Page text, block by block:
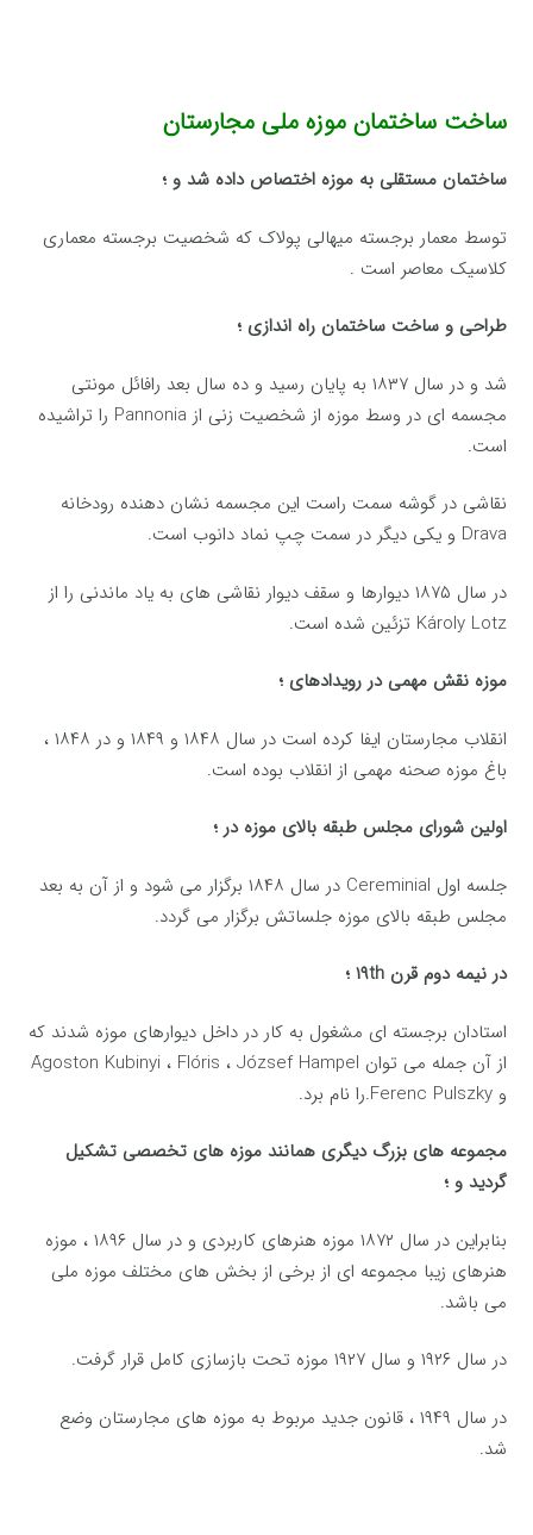
ساخت ساختمان موزه ملی مجارستان
ساختمان مستقلی به موزه اختصاص داده شد و ؛
توسط معمار برجسته میهالی پولاک که شخصیت برجسته معماری
کلاسیک معاصر است .
طراحی و ساخت ساختمان راه اندازی ؛
شد و در سال ۱۸۳۷ به پایان رسید و ده سال بعد رافائل مونتی
مجسمه ای در وسط موزه از شخصیت زنی از Pannonia را تراشیده
است.
نقاشی در گوشه سمت راست این مجسمه نشان دهنده رودخانه
Drava و یکی دیگر در سمت چپ نماد دانوب است.
در سال ۱۸۷۵ دیوارها و سقف دیوار نقاشی های به یاد ماندنی را از
Károly Lotz تزئین شده است.
موزه نقش مهمی در رویدادهای ؛
انقلاب مجارستان ایفا کرده است در سال ۱۸۴۸ و ۱۸۴۹ و در ۱۸۴۸ ،
باغ موزه صحنه مهمی از انقلاب بوده است.
اولین شورای مجلس طبقه بالای موزه در ؛
جلسه اول Cereminial در سال ۱۸۴۸ برگزار می شود و از آن به بعد
مجلس طبقه بالای موزه جلساتش برگزار می گردد.
در نیمه دوم قرن ۱۹th ؛
استادان برجسته ای مشغول به کار در داخل دیوارهای موزه شدند که
از آن جمله می توان Ágoston Kubinyi ، Flóris ، József Hampel
و Ferenc Pulszky.را نام برد.
مجموعه های بزرگ دیگری همانند موزه های تخصصی تشکیل
گردید و ؛
بنابراین در سال ۱۸۷۲ موزه هنرهای کاربردی و در سال ۱۸۹۶ ، موزه
هنرهای زیبا مجموعه ای از برخی از بخش های مختلف موزه ملی
می باشد.
در سال ۱۹۲۶ و سال ۱۹۲۷ موزه تحت بازسازی کامل قرار گرفت.
در سال ۱۹۴۹ ، قانون جدید مربوط به موزه های مجارستان وضع
شد.